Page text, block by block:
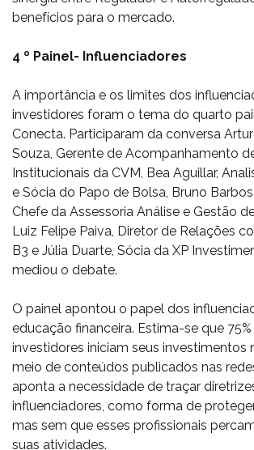
benefícios para o mercado.
4 º Painel- Influenciadores
A importância e os limites dos
investidores foram o tema do quarto
Conecta. Participaram da conversa
Souza, Gerente de Acompanhamento
Institucionais da CVM, Bea Aguillar,
e Sócia do Papo de Bolsa, Bruno
Chefe da Assessoria Análise e Gestão
Luiz Felipe Paiva, Diretor de Relações
B3 e Júlia Duarte, Sócia da XP
mediou o debate.
O painel apontou o papel dos
educação financeira. Estima-se que
investidores iniciam seus investimentos
meio de conteúdos publicados nas
aponta a necessidade de traçar
influenciadores, como forma de
mas sem que esses profissionais
suas atividades.